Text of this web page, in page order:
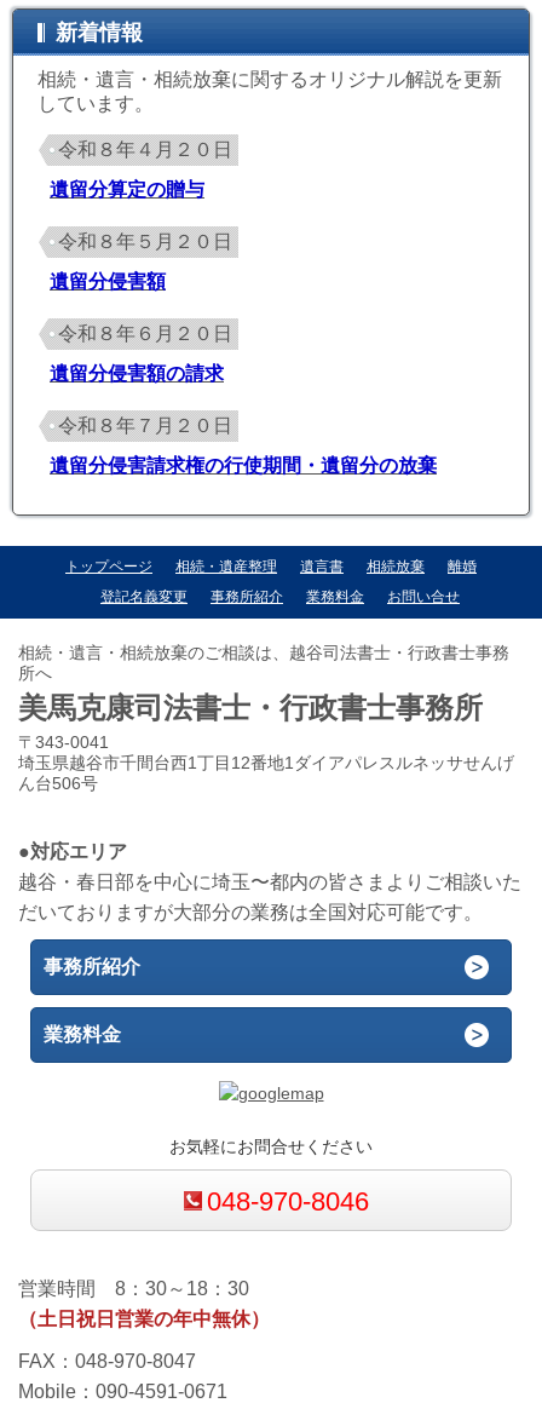
新着情報
相続・遺言・相続放棄に関するオリジナル解説を更新
しています。
令和８年４月２０日
遺留分算定の贈与
令和８年５月２０日
遺留分侵害額
令和８年６月２０日
遺留分侵害額の請求
令和８年７月２０日
遺留分侵害請求権の行使期間・遺留分の放棄
トップページ 相続・遺産整理 遺言書 相続放棄
離婚
登記名義変更
事務所紹介 業務料金 お問い合せ
相続・遺言・相続放棄のご相談は、越谷司法書士・行政書士事務
所へ
美馬克康司法書士・行政書士事務所
〒343-0041
埼玉県越谷市千間台西1丁目12番地1ダイアパレスルネッサせんげ
ん台506号
●対応エリア
越谷・春日部を中心に埼玉〜都内の皆さまよりご相談いた
だいておりますが大部分の業務は全国対応可能です。
事務所紹介
業務料金
お気軽にお問合せください
048-970-8046
営業時間 8：30～18：30
（土日祝日営業の年中無休）
FAX：048-970-8047
Mobile：090-4591-0671